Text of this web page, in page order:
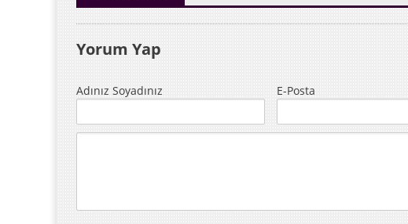
Yorum Yap
Adınız Soyadınız E-Posta